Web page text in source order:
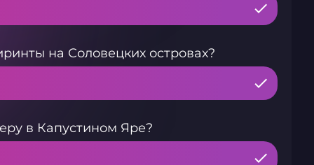
на Соловецких островах?
в Капустином Яре?